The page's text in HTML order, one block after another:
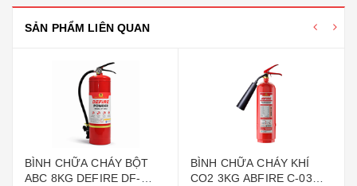
SẢN PHẨM LIÊN QUAN
BÌNH CHỮA CHÁY BỘT
ABC 8KG DEFIRE DF-
BÌNH CHỮA CHÁY KHÍ
CO2 3KG ABFIRE C-03